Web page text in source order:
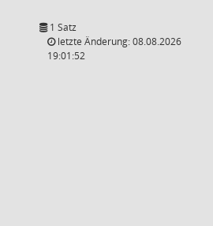
1 Satz
letzte Änderung: 08.08.2026
19:01:52